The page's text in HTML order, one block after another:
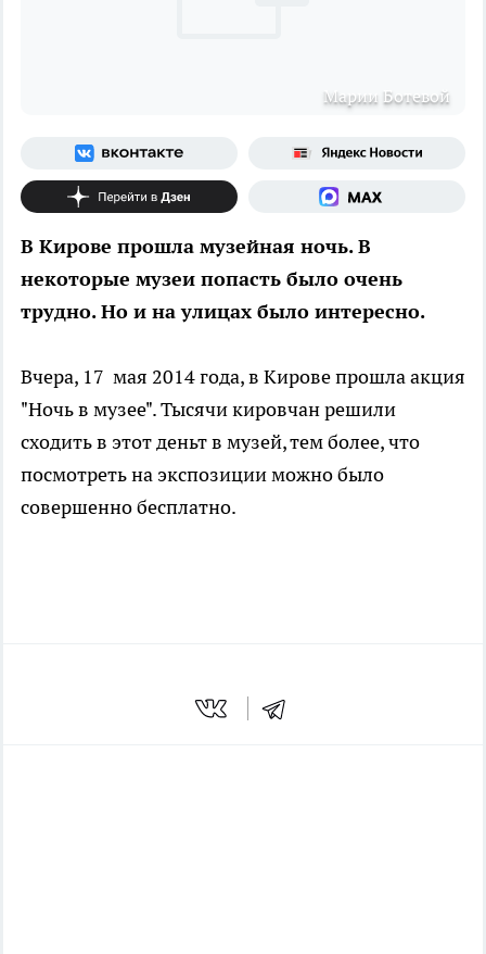
Марии Ботевой
В Кирове прошла музейная ночь. В
некоторые музеи попасть было очень
трудно. Но и на улицах было интересно.
Вчера, 17 мая 2014 года, в Кирове прошла акция
"Ночь в музее". Тысячи кировчан решили
сходить в этот деньт в музей, тем более, что
посмотреть на экспозиции можно было
совершенно бесплатно.